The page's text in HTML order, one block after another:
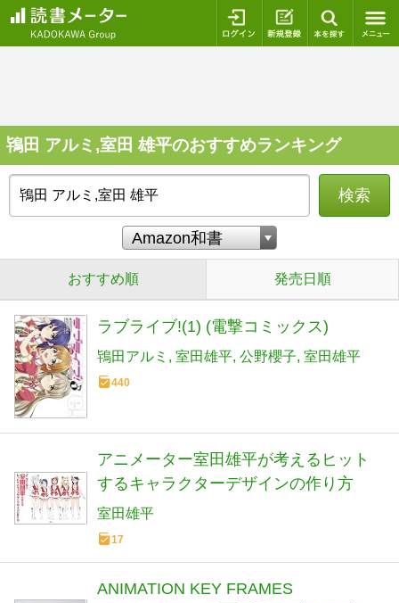
ログイン 新規登録
鴇田 アルミ,室田 雄平のおすすめランキング
検索
おすすめ順 発売日順
ラブライブ!(1) (電撃コミックス)
鴇田アルミ 室田雄平 公野櫻子 室田雄平
440
アニメーター室田雄平が考えるヒット
するキャラクターデザインの作り方
室田雄平
17
ANIMATION KEY FRAMES